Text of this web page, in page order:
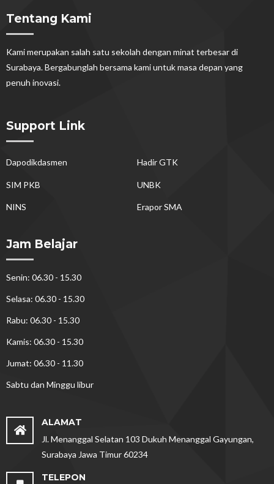
Tentang Kami
Kami merupakan salah satu sekolah dengan minat terbesar di
Surabaya. Bergabunglah bersama kami untuk masa depan yang
penuh inovasi.
Support Link
Dapodikdasmen Hadir GTK
SIM PKB UNBK
NINS Erapor SMA
Jam Belajar
Senin: 06.30 - 15.30
Selasa: 06.30 - 15.30
Rabu: 06.30 - 15.30
Kamis: 06.30 - 15.30
Jumat: 06.30 - 11.30
Sabtu dan Minggu libur
ALAMAT
Jl. Menanggal Selatan 103 Dukuh Menanggal Gayungan,
Surabaya Jawa Timur 60234
TELEPON